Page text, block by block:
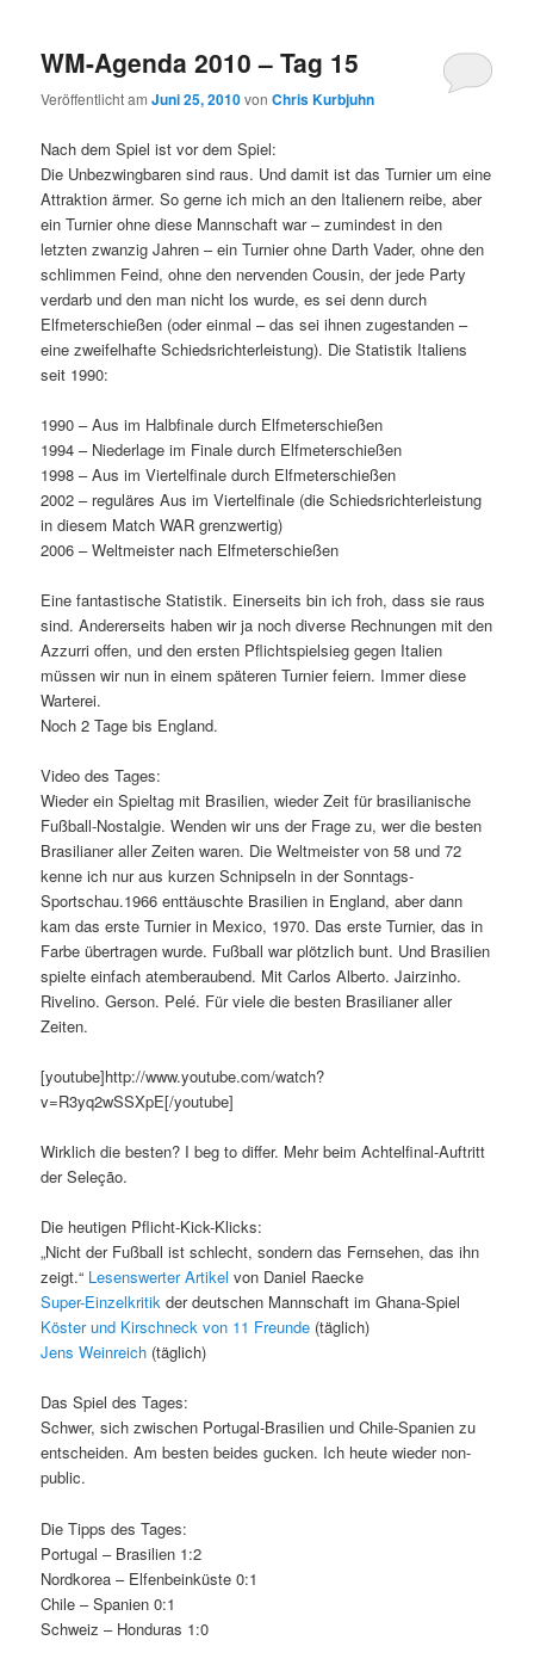
WM-Agenda 2010 – Tag 15
Veröffentlicht amJuni 25, 2010vonChris Kurbjuhn
Nach dem Spiel ist vor dem Spiel:
Die Unbezwingbaren sind raus. Und damit ist das Turnier um eine
Attraktion ärmer. So gerne ich mich an den Italienern reibe, aber
ein Turnier ohne diese Mannschaft war – zumindest in den
letzten zwanzig Jahren – ein Turnier ohne Darth Vader, ohne den
schlimmen Feind, ohne den nervenden Cousin, der jede Party
verdarb und den man nicht los wurde, es sei denn durch
Elfmeterschießen (oder einmal – das sei ihnen zugestanden –
eine zweifelhafte Schiedsrichterleistung). Die Statistik Italiens
seit 1990:
1990 – Aus im Halbfinale durch Elfmeterschießen
1994 – Niederlage im Finale durch Elfmeterschießen
1998 – Aus im Viertelfinale durch Elfmeterschießen
2002 – reguläres Aus im Viertelfinale (die Schiedsrichterleistung
in diesem Match WAR grenzwertig)
2006 – Weltmeister nach Elfmeterschießen
Eine fantastische Statistik. Einerseits bin ich froh, dass sie raus
sind. Andererseits haben wir ja noch diverse Rechnungen mit den
Azzurri offen, und den ersten Pflichtspielsieg gegen Italien
müssen wir nun in einem späteren Turnier feiern. Immer diese
Warterei.
Noch 2 Tage bis England.
Video des Tages:
Wieder ein Spieltag mit Brasilien, wieder Zeit für brasilianische
Fußball-Nostalgie. Wenden wir uns der Frage zu, wer die besten
Brasilianer aller Zeiten waren. Die Weltmeister von 58 und 72
kenne ich nur aus kurzen Schnipseln in der Sonntags-
Sportschau.1966 enttäuschte Brasilien in England, aber dann
kam das erste Turnier in Mexico, 1970. Das erste Turnier, das in
Farbe übertragen wurde. Fußball war plötzlich bunt. Und Brasilien
spielte einfach atemberaubend. Mit Carlos Alberto. Jairzinho.
Rivelino. Gerson. Pelé. Für viele die besten Brasilianer aller
Zeiten.
[youtube]http://www.youtube.com/watch?
v=R3yq2wSSXpE[/youtube]
Wirklich die besten? I beg to differ. Mehr beim Achtelfinal-Auftritt
der Seleção.
Die heutigen Pflicht-Kick-Klicks:
„Nicht der Fußball ist schlecht, sondern das Fernsehen, das ihn
zeigt.“ Lesenswerter Artikel von Daniel Raecke
Super-Einzelkritik der deutschen Mannschaft im Ghana-Spiel
Köster und Kirschneck von 11 Freunde (täglich)
Jens Weinreich (täglich)
Das Spiel des Tages:
Schwer, sich zwischen Portugal-Brasilien und Chile-Spanien zu
entscheiden. Am besten beides gucken. Ich heute wieder non-
public.
Die Tipps des Tages:
Portugal – Brasilien 1:2
Nordkorea – Elfenbeinküste 0:1
Chile – Spanien 0:1
Schweiz – Honduras 1:0